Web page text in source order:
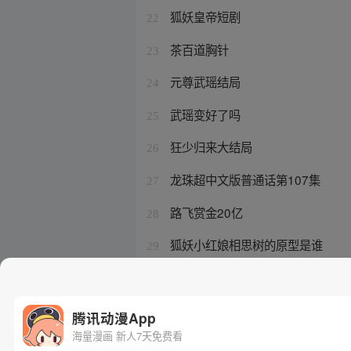
22 狐妖皇帝短剧
23 茶百道胸针
24 元尊武瑶结局
25 武瑶变好了吗
26 狂少归来大结局
27 龙珠超中文版普通话第107集
28 路飞赏金20亿
29 狐妖小红娘相思树的原型是谁
腾讯动漫App
海量漫画 新人7天免费看